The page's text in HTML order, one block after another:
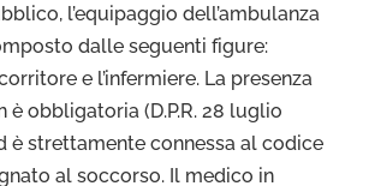
l’equipaggio dell’ambulanza
dalle seguenti figure:
e l’infermiere. La presenza
è obbligatoria (D.P.R. 28 luglio
è strettamente connessa al codice
al soccorso. Il medico in